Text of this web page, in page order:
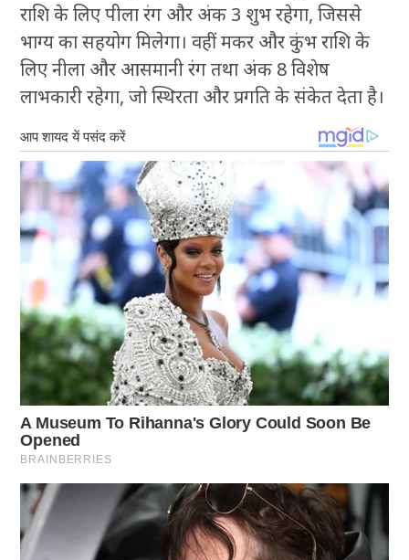
राशि के लिए पीला रंग और अंक 3 शुभ रहेगा, जिससे
भाग्य का सहयोग मिलेगा। वहीं मकर और कुंभ राशि के
लिए नीला और आसमानी रंग तथा अंक 8 विशेष
लाभकारी रहेगा, जो स्थिरता और प्रगति के संकेत देता है।